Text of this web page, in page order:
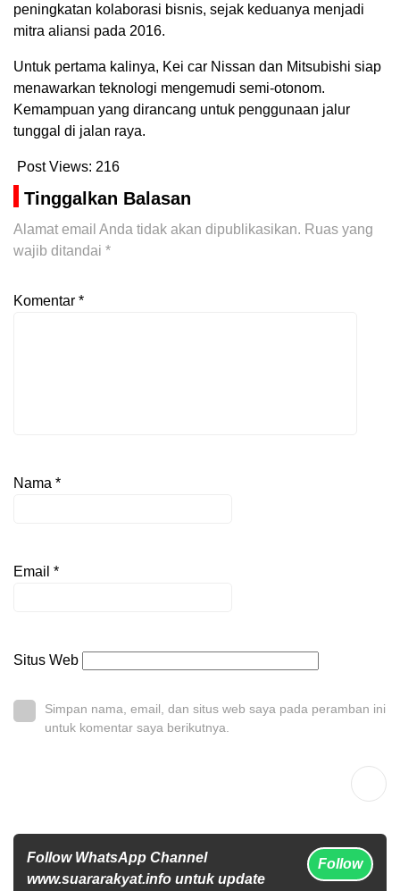
peningkatan kolaborasi bisnis, sejak keduanya menjadi
mitra aliansi pada 2016.
Untuk pertama kalinya, Kei car Nissan dan Mitsubishi siap
menawarkan teknologi mengemudi semi-otonom.
Kemampuan yang dirancang untuk penggunaan jalur
tunggal di jalan raya.
Post Views: 216
Tinggalkan Balasan
Alamat email Anda tidak akan dipublikasikan. Ruas yang
wajib ditandai *
Komentar *
Nama *
Email *
Situs Web
Simpan nama, email, dan situs web saya pada peramban ini
untuk komentar saya berikutnya.
Follow WhatsApp Channel
www.suararakyat.info untuk update
Follow